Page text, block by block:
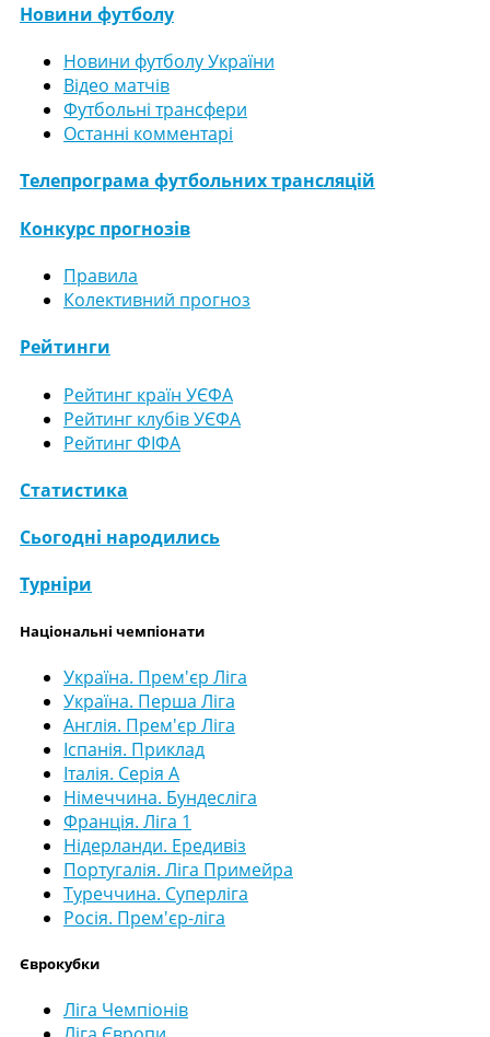
Новини футболу
Новини футболу України
Відео матчів
Футбольні трансфери
Останні комментарі
Телепрограма футбольних трансляцій
Конкурс прогнозів
Правила
Колективний прогноз
Рейтинги
Рейтинг країн УЄФА
Рейтинг клубів УЄФА
Рейтинг ФІФА
Статистика
Сьогодні народились
Турніри
Національні чемпіонати
Україна. Прем'єр Ліга
Україна. Перша Ліга
Англія. Прем'єр Ліга
Іспанія. Приклад
Італія. Серія А
Німеччина. Бундесліга
Франція. Ліга 1
Нідерланди. Ередивіз
Португалія. Ліга Примейра
Туреччина. Суперліга
Росія. Прем'єр-ліга
Єврокубки
Ліга Чемпіонів